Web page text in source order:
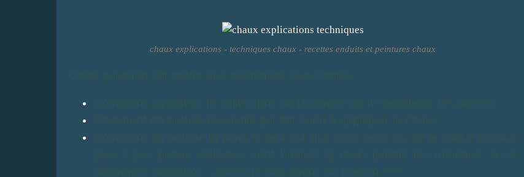
chaux explications - techniques chaux - recettes enduits et peintures chaux